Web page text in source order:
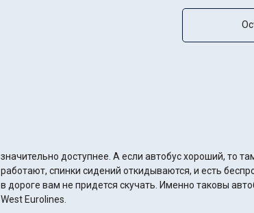
значительно доступнее. А если автобус хороший, то там кондиционеры
работают, спинки сидений откидываются, и есть
в дороге вам не придется скучать. Именно таковы
West Eurolines.